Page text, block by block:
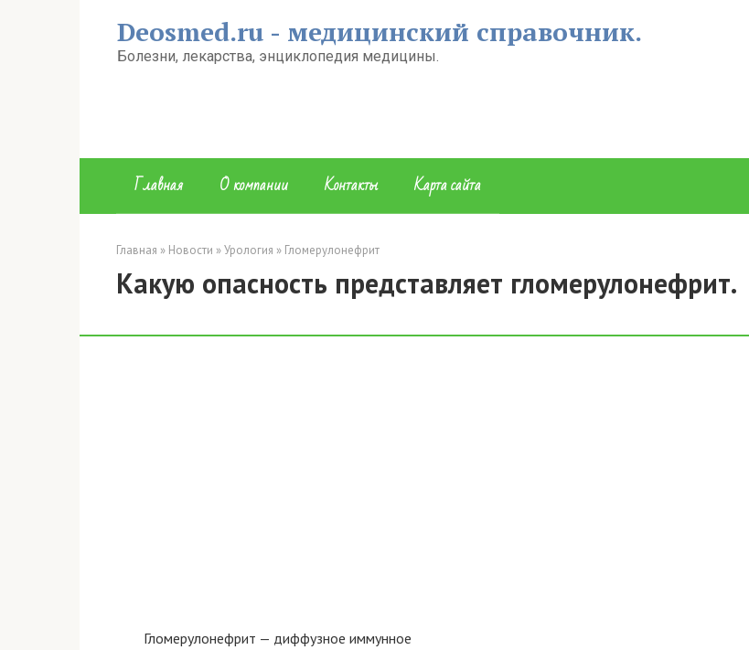
Deosmed.ru - медицинский справочник.
Болезни, лекарства, энциклопедия медицины.
Главная О компании Контакты Карта сайта
Главная » Новости »Урология » Гломерулонефрит
Какую опасность представляет гломерулонефрит.
Гломерулонефрит — диффузное иммунное